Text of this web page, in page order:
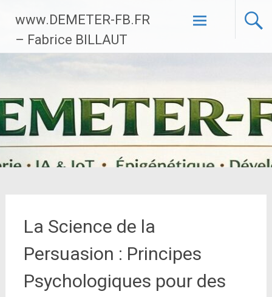
contenu
principal
www.DEMETER-FB.FR
– Fabrice BILLAUT
La Science de la
Persuasion : Principes
Psychologiques pour des